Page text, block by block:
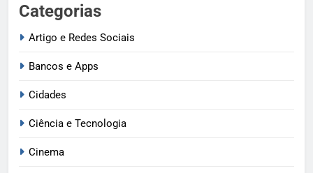
Categorias
Artigo e Redes Sociais
Bancos e Apps
Cidades
Ciência e Tecnologia
Cinema